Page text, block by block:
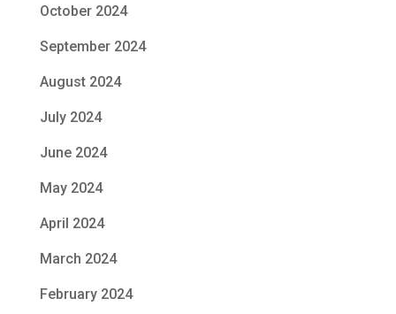
October 2024
September 2024
August 2024
July 2024
June 2024
May 2024
April 2024
March 2024
February 2024